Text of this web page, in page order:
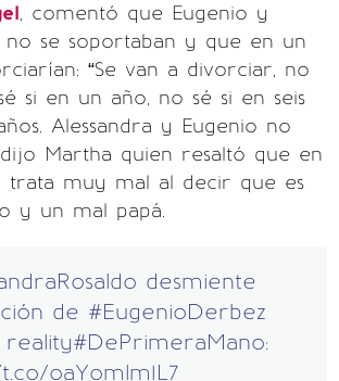
, comentó que Eugenio y
no se soportaban y que en un
“Se van a divorciar, no
si en un año, no sé si en seis
Alessandra y Eugenio no
Martha quien resaltó que en
trata muy mal al decir que es
y un mal papá.
desmiente
de #EugenioDerbez
#DePrimeraMano:
oaYomlm1L7